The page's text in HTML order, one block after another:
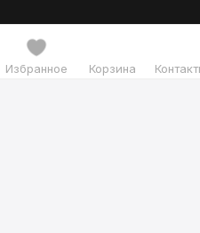
Избранное Корзина